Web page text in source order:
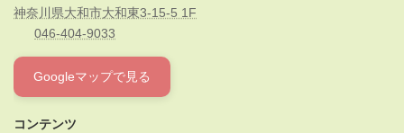
神奈川県大和市大和東3-15-5 1F
046-404-9033
Googleマップで見る
コンテンツ